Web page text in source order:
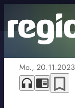
Mo., 20.11.2023
headphones chrome_reader_mode bookmark_border